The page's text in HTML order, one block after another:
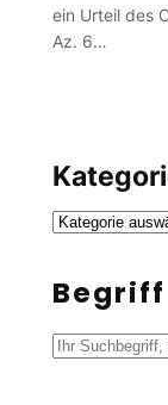
ein Urteil des
Az. 6…
Begriff
S